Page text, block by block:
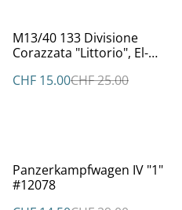
%
M13/40 133 Divisione
Corazzata "Littorio", El-
CHF 15.00CHF 25.00
%
Panzerkampfwagen IV "1"
#12078